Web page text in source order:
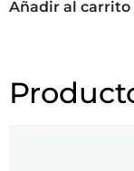
Añadir al carrito